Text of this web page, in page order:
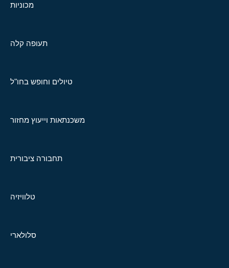
מכוניות
תעופה קלה
טיולים וחופש בחו"ל
משכנתאות וייעוץ מחזור
תחבורה ציבורית
טלוויזיה
סלולארי